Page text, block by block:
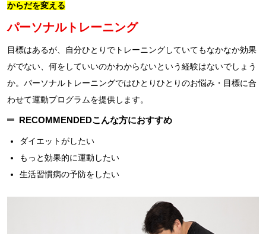
からだを変える
パーソナルトレーニング
目標はあるが、自分ひとりでトレーニングしていてもなかなか効果
がでない、何をしていいのかわからないという経験はないでしょう
か。パーソナルトレーニングではひとりひとりのお悩み・目標に合
わせて運動プログラムを提供します。
RECOMMENDEDこんな方におすすめ
ダイエットがしたい
もっと効果的に運動したい
生活習慣病の予防をしたい